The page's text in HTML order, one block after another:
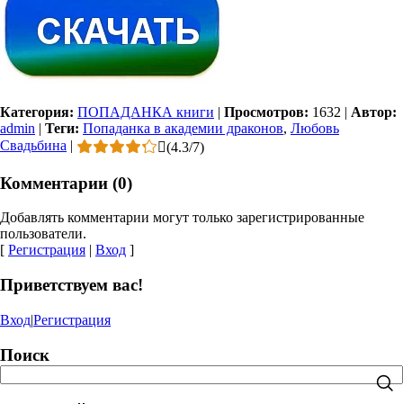
Категория: ПОПАДАНКА книги | Просмотров: 1632 | Автор:
admin | Теги: Попаданка в академии драконов, Любовь
Свадьбина | (4.3/7)
Комментарии (0)
Добавлять комментарии могут только зарегистрированные
пользователи.
[ Регистрация | Вход ]
Приветствуем вас!
Вход|Регистрация
Поиск